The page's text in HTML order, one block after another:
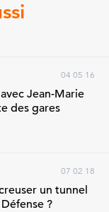
04 05 16
Jean-Marie
des gares
07 02 18
un tunnel
?